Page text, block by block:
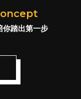
你踏出第一步